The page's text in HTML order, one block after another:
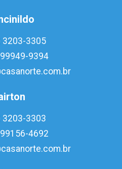
3203-3305
9394
3203-3303
4692